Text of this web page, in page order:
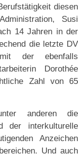
diesen
Susi
14 Jahren in der
die letzte DV
der ebenfalls
Dorothée
Zahl von 65
anderen die
der interkulturelle
Anzeichen
Und auch